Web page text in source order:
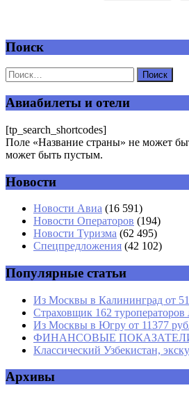
Добавить комментарий
Ваш адрес email не будет опубликован.
Комментарий
Имя *
Email*
Поиск
Авиабилеты и отели
[tp_search_shortcodes]
Поле «Название страны» не может
может быть пустым.
Новости
Новости Авиа (16 591)
Новости Операторов (194)
Новости Туризма (62 495)
Спецпредложения (42 102)
Популярные статьи
Из Москвы в Калининград от
Страховщик 162
Из Москвы в Югру от 11377
ФИНАНСОВЫЕ ПОКАЗАТЕЛИ
Классический Узбекистан,
Архивы